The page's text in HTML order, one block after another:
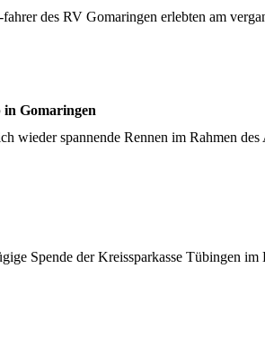
des RV Gomaringen erlebten am
in Gomaringen
wieder spannende Rennen im Rahmen
Spende der Kreissparkasse Tübingen